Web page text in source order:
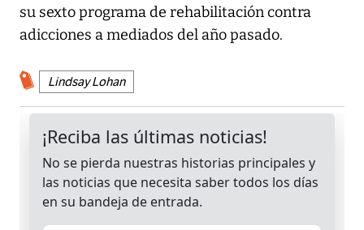
su sexto programa de rehabilitación contra
adicciones a mediados del año pasado.
Lindsay Lohan